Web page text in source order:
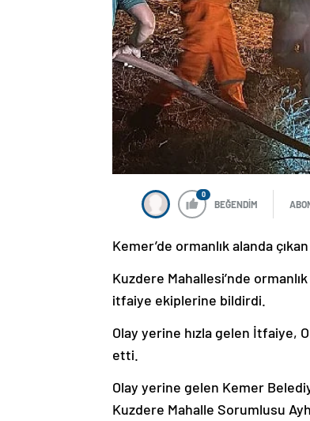
0
BEĞENDİM
Kemer’de ormanlık alanda
Kuzdere Mahallesi’nde
itfaiye ekiplerine bildirdi.
Olay yerine hızla gelen İtfaiye,
etti.
Olay yerine gelen Kemer
Kuzdere Mahalle Sorumlusu